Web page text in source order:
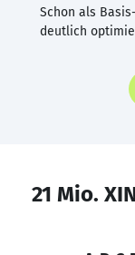
Schon als
deutlich
21 Mio.